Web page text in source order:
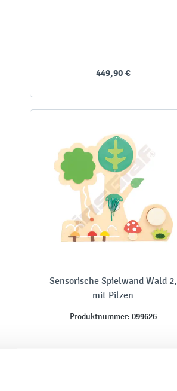
449,90 €
Sensorische Spielwand Wald 2,
mit Pilzen
Produktnummer: 099626